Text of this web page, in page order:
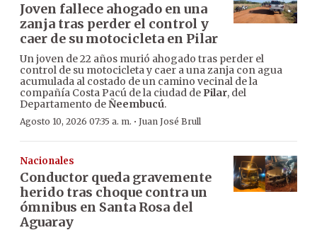
Joven fallece ahogado en una
zanja tras perder el control y
caer de su motocicleta en Pilar
Un joven de 22 años murió ahogado tras perder el
control de su motocicleta y caer a una zanja con agua
acumulada al costado de un camino vecinal de la
compañía Costa Pacú de la ciudad de Pilar, del
Departamento deÑeembucú.
Agosto 10, 2026 07:35 a. m. · Juan José Brull
Nacionales
Conductor queda gravemente
herido tras choque contra un
ómnibus en Santa Rosa del
Aguaray